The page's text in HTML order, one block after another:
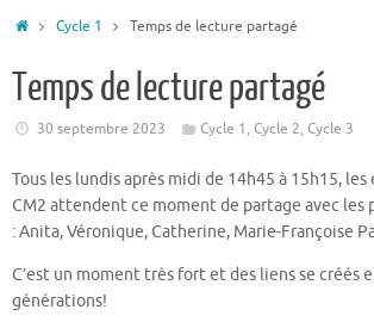
Accueil
Cycle 1 Temps de lecture partagé
Temps de lecture partagé
30 septembre 2023 Cycle 1,Cycle 2,Cycle 3
Tous les lundis après midi de 14h45 à 15h15, les
CM2 attendent ce moment de partage avec les
: Anita, Véronique, Catherine, Marie-Françoise
C’est un moment très fort et des liens se créés
générations!